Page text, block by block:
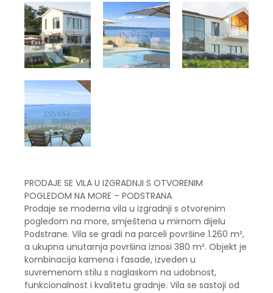
PRODAJE SE VILA U IZGRADNJI S OTVORENIM
POGLEDOM NA MORE – PODSTRANA
Prodaje se moderna vila u izgradnji s otvorenim
pogledom na more, smještena u mirnom dijelu
Podstrane. Vila se gradi na parceli površine 1.260 m²,
a ukupna unutarnja površina iznosi 380 m². Objekt je
kombinacija kamena i fasade, izveden u
suvremenom stilu s naglaskom na udobnost,
funkcionalnost i kvalitetu gradnje. Vila se sastoji od